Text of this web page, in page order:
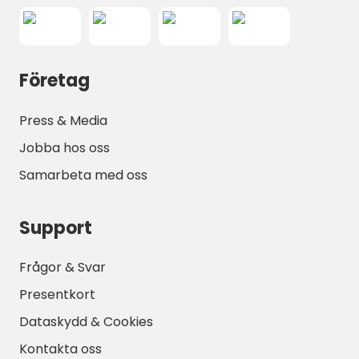
basen för din semester i norra Hessen.
Boka nu och upplev naturen!
Företag
Press & Media
Jobba hos oss
Samarbeta med oss
Support
Frågor & Svar
Presentkort
Dataskydd & Cookies
Kontakta oss